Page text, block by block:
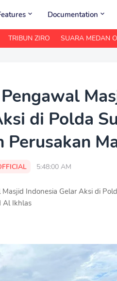
Documentation
TRIBUN ZIRO SUARA MEDAN
di Polda
Perusakan
5:48:00 AM
Indonesia Gelar Aksi di
Al Ikhlas